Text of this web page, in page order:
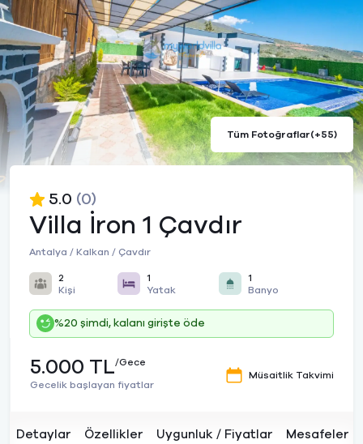
Tüm Fotoğraflar(+55)
Villa İron 1 Çavdır
Antalya / Kalkan / Çavdır
5.0 (0)
2
Kişi
1
Yatak
1
Banyo
%20 şimdi, kalanı girişte öde
5.000 TL/Gece
Gecelik başlayan fiyatlar
Müsaitlik Takvimi
Detaylar Özellikler Uygunluk / Fiyatlar Mesafeler